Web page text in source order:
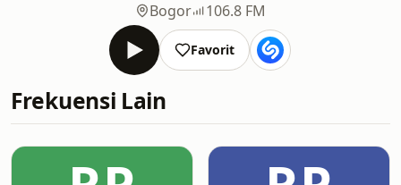
Bogor
106.8 FM
Favorit
Frekuensi Lain